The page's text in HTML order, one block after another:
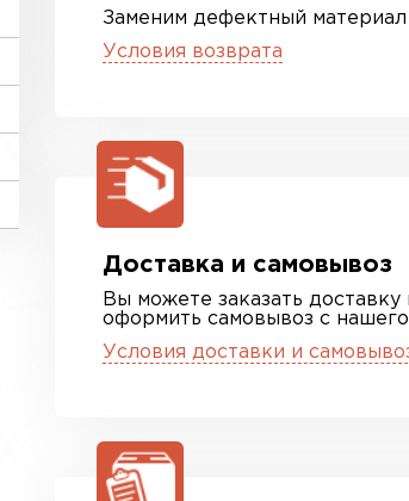
Заменим дефектный
Условия возврата
Доставка и самовывоз
Вы можете заказать
оформить самовывоз с
Условия доставки и